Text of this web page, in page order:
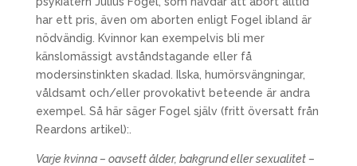
har ett pris, även om aborten enligt Fogel ibland är
nödvändig. Kvinnor kan exempelvis bli mer
känslomässigt avståndstagande eller få
modersinstinkten skadad. Ilska, humörsvängningar,
våldsamt och/eller provokativt beteende är andra
exempel. Så här säger Fogel själv (fritt översatt från
Reardons artikel):.
Varje kvinna – oavsett ålder, bakgrund eller sexualitet –